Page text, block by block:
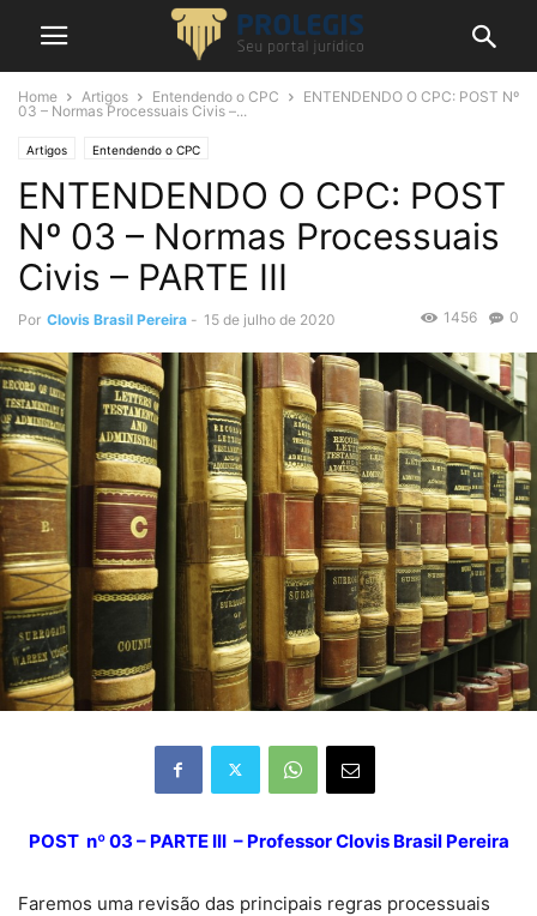
Home Artigos Entendendo o CPC
ENTENDENDO O CPC: POST Nº
03 – Normas Processuais Civis –...
Artigos Entendendo o CPC
ENTENDENDO O CPC: POST
Nº 03 – Normas Processuais
Civis – PARTE III
Por Clovis Brasil Pereira - 15 de julho de 2020 0
1456
POST nº 03 – PARTE III – Professor Clovis Brasil Pereira
Faremos uma revisão das principais regras processuais